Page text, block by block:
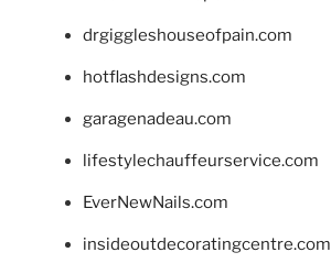
drgiggleshouseofpain.com
hotflashdesigns.com
garagenadeau.com
lifestylechauffeurservice.com
EverNewNails.com
insideoutdecoratingcentre.com